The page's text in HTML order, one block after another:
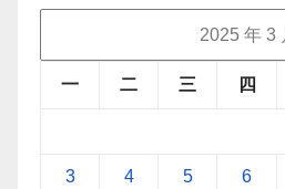
2025 年 3
一 二 三 四
3 4 5 6